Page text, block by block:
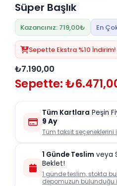
Süper Başlık
Kazancınız: 719,00₺ En
Sepette Ekstra %10 İndirim!
₺7.190,00
Sepette:
Tüm Kartlara Peşin
9 Ay
Tüm taksit seçeneklerini
1 Günde Teslim veya
Beklet!
1 günde teslim, stokta
depomuzun bulunduğu